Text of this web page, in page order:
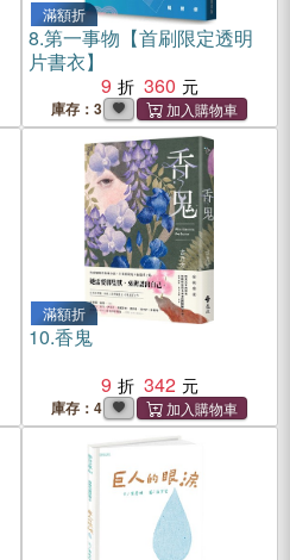
滿額折
8.第一事物【首刷限定透明
片書衣】
9
360
庫存：3
滿額折
10.香鬼
9
342
庫存：4